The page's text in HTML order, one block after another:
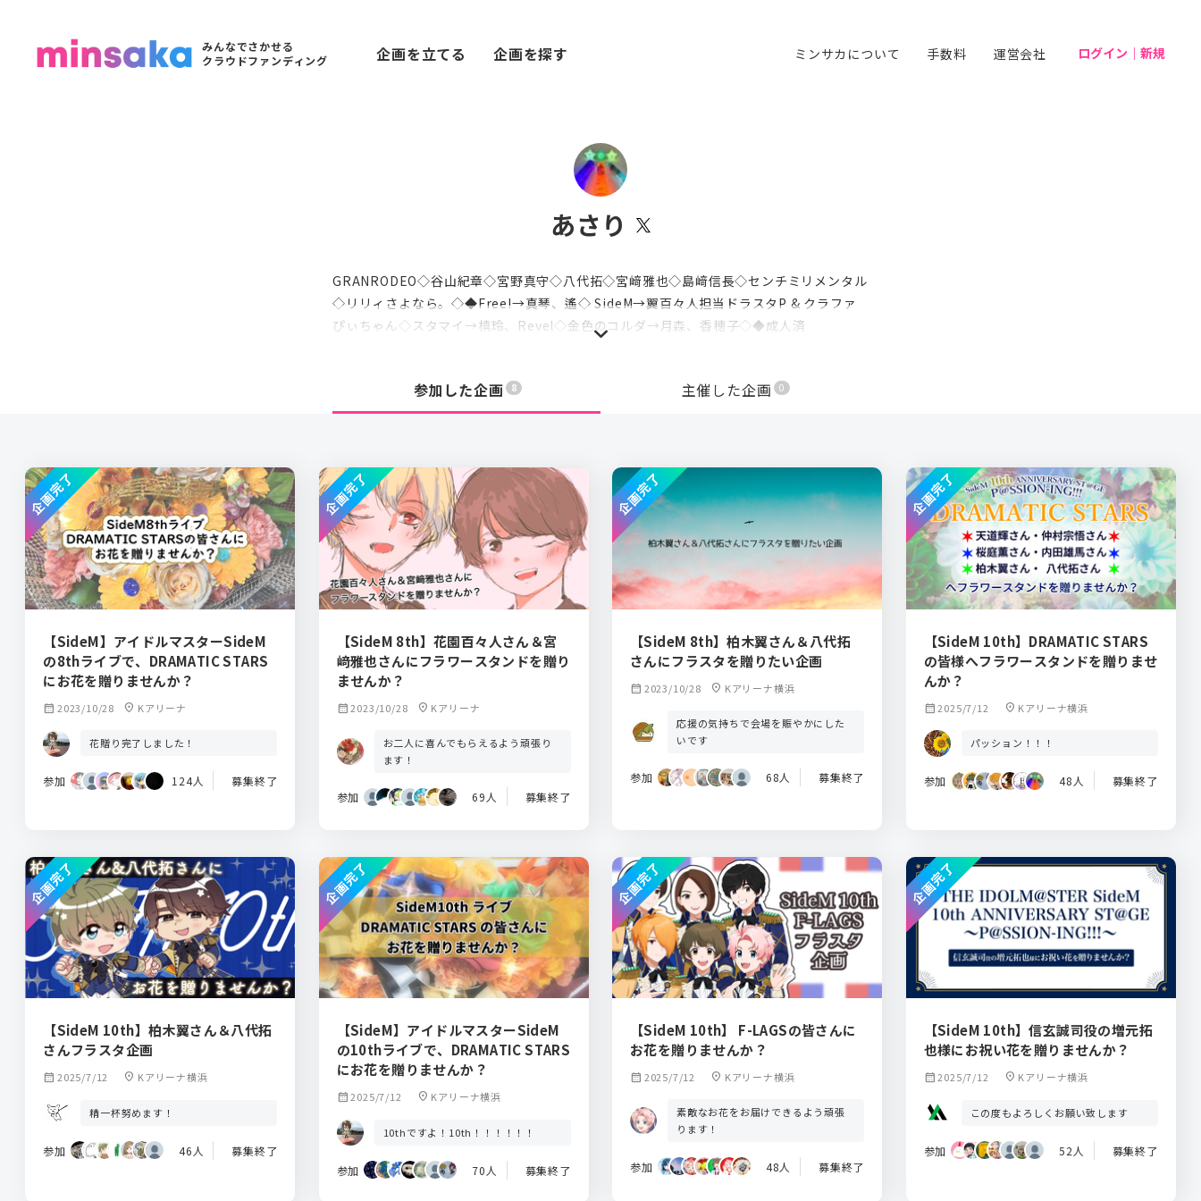
みんなでさかせる
クラウドファンディング
企画を立てる 企画を探す ミンサカについて 手数料 運営会社 ログイン｜新規
あさり
GRANRODEO◇谷山紀章◇宮野真守◇八代拓◇宮﨑雅也◇島﨑信長◇センチミリメンタル
◇リリィさよなら。◇◆Free!→真琴、遙◇ SideM→翼百々人担当ドラスタP & クラファ
ぴぃちゃん◇スタマイ→槙玲、Revel◇金色のコルダ→月森、香穂子◇◆成人済
参加した企画 8 主催した企画 0
【SideM】アイドルマスターSideM
の8thライブで、DRAMATIC STARS
にお花を贈りませんか？
calendar_month 2023/10/28 location_on Kアリーナ
花贈り完了しました！
参加 124人 募集終了
企画完了
【SideM 8th】花園百々人さん＆宮
﨑雅也さんにフラワースタンドを贈り
ませんか？
calendar_month2023/10/28 location_on Kアリーナ
お二人に喜んでもらえるよう頑張り
ます！
参加 69人 募集終了
企画完了
【SideM 8th】柏木翼さん＆八代拓
さんにフラスタを贈りたい企画
calendar_month 2023/10/28 location_on Kアリーナ横浜
応援の気持ちで会場を賑やかにした
いです
参加 68人 募集終了
企画完了
【SideM 10th】DRAMATIC STARS
の皆様へフラワースタンドを贈りませ
んか？
calendar_month2025/7/12 location_on Kアリーナ横浜
パッション！！！
参加 48人 募集終了
企画完了
【SideM 10th】柏木翼さん＆八代拓
さんフラスタ企画
calendar_month 2025/7/12 location_on Kアリーナ横浜
精一杯努めます！
参加 46人 募集終了
企画完了
【SideM】アイドルマスターSideM
の10thライブで、DRAMATIC STARS
にお花を贈りませんか？
calendar_month2025/7/12 location_on Kアリーナ横浜
10thですよ！10th！！！！！！
参加 70人 募集終了
企画完了
【SideM 10th】 F-LAGSの皆さんに
お花を贈りませんか？
calendar_month 2025/7/12 location_on Kアリーナ横浜
素敵なお花をお届けできるよう頑張
ります！
参加 48人 募集終了
企画完了
【SideM 10th】信玄誠司役の増元拓
也様にお祝い花を贈りませんか？
calendar_month2025/7/12 location_on Kアリーナ横浜
この度もよろしくお願い致します
参加 52人 募集終了
企画完了